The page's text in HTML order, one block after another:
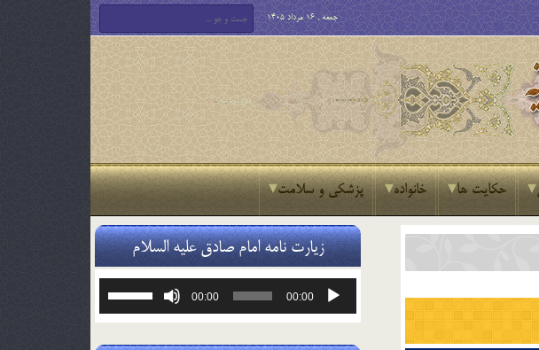
جمعه , 16 مرداد 1405
حکایت ها خانواده پزشکی و سلامت
زیارت نامه امام صادق علیه السلام
پخش‌کننده
00:00
00:00
یا